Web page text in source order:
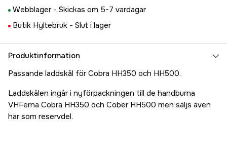
Webblager - Skickas om 5-7 vardagar
Butik Hyltebruk - Slut i lager
Produktinformation
Passande laddskål för Cobra HH350 och HH500.
Laddskålen ingår i nyförpackningen till de handburna
VHFerna Cobra HH350 och Cober HH500 men säljs även
här som reservdel.